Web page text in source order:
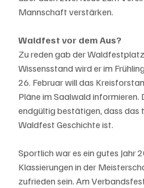
Mannschaft verstärken.
Waldfest vor dem Aus?
Zu reden gab der
Wissensstand wird er im
26. Februar will das
Pläne im Saalwald informieren.
endgültig bestätigen, dass das
Waldfest Geschichte ist.
Sportlich war es ein gutes Jahr
Klassierungen in der
zufrieden sein. Am